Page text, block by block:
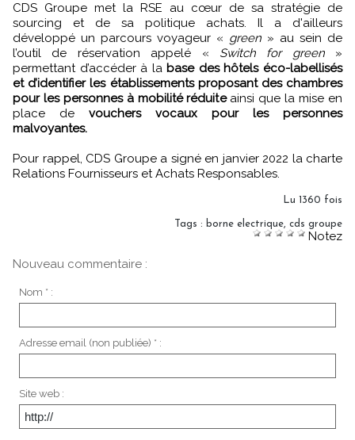
CDS Groupe met la RSE au cœur de sa stratégie de
sourcing et de sa politique achats. Il a d'ailleurs
développé un parcours voyageur « green » au sein de
l’outil de réservation appelé « Switch for green»
permettant d’accéder à la base des hôtels éco-labellisés
et d’identifier les établissements proposant des chambres
pour les personnes à mobilité réduiteainsi que la mise en
place de vouchers vocaux pour les personnes
malvoyantes.
Pour rappel, CDS Groupe a signé en janvier 2022 la charte
Relations Fournisseurs et Achats Responsables.
Lu 1360 fois
Tags : borne electrique, cds groupe
Notez
Nouveau commentaire :
Nom * :
Adresse email (non publiée) * :
Site web :